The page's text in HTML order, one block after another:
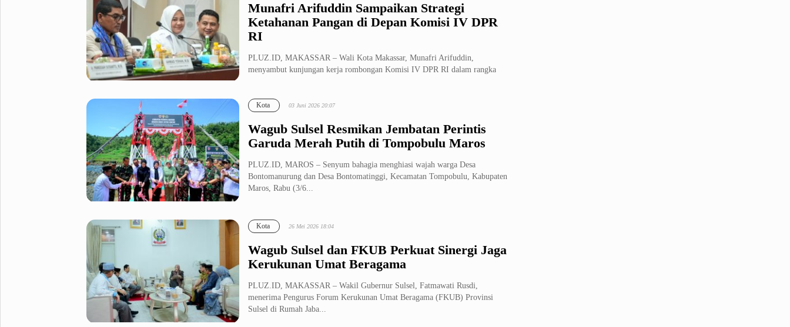
Munafri Arifuddin Sampaikan Strategi
Ketahanan Pangan di Depan Komisi IV DPR
RI
PLUZ.ID, MAKASSAR – Wali Kota Makassar, Munafri Arifuddin,
menyambut kunjungan kerja rombongan Komisi IV DPR RI dalam rangka
Wagub Sulsel Resmikan Jembatan Perintis
Garuda Merah Putih di Tompobulu Maros
Kota 03 Juni 2026 20:07
PLUZ.ID, MAROS – Senyum bahagia menghiasi wajah warga Desa
Bontomanurung dan Desa Bontomatinggi, Kecamatan Tompobulu, Kabupaten
Maros, Rabu (3/6...
Wagub Sulsel dan FKUB Perkuat Sinergi Jaga
Kerukunan Umat Beragama
Kota 26 Mei 2026 18:04
PLUZ.ID, MAKASSAR – Wakil Gubernur Sulsel, Fatmawati Rusdi,
menerima Pengurus Forum Kerukunan Umat Beragama (FKUB) Provinsi
Sulsel di Rumah Jaba...